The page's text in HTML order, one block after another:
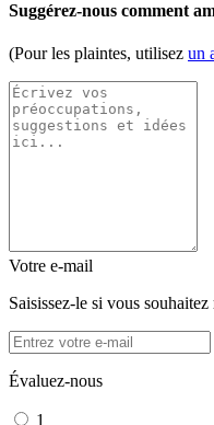
Suggérez-nous comment
(Pour les plaintes, utilisez un
Votre e-mail
Saisissez-le si vous
Évaluez-nous
1